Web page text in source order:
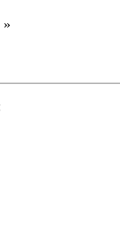
»